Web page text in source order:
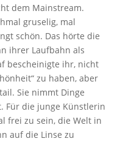
dem Mainstream.
gruselig, mal
schön. Das hörte die
ihrer Laufbahn als
bescheinigte ihr, nicht
zu haben, aber
Sie nimmt Dinge
Für die junge Künstlerin
frei zu sein, die Welt in
auf die Linse zu